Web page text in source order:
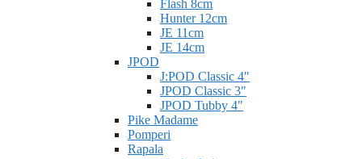
Flash 8cm
Hunter 12cm
JE 11cm
JE 14cm
JPOD
J:POD Classic 4"
JPOD Classic 3"
JPOD Tubby 4"
Pike Madame
Pomperi
Rapala